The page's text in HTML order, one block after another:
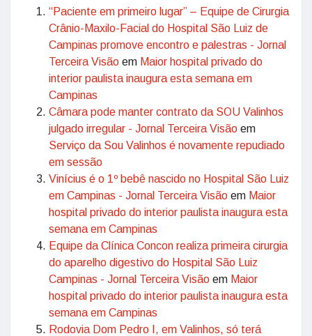
“Paciente em primeiro lugar” – Equipe de Cirurgia
Crânio-Maxilo-Facial do Hospital São Luiz de
Campinas promove encontro e palestras - Jornal
Terceira Visão em Maior hospital privado do
interior paulista inaugura esta semana em
Campinas
Câmara pode manter contrato da SOU Valinhos
julgado irregular - Jornal Terceira Visão em
Serviço da Sou Valinhos é novamente repudiado
em sessão
Vinícius é o 1º bebê nascido no Hospital São Luiz
em Campinas - Jornal Terceira Visão em Maior
hospital privado do interior paulista inaugura esta
semana em Campinas
Equipe da Clínica Concon realiza primeira cirurgia
do aparelho digestivo do Hospital São Luiz
Campinas - Jornal Terceira Visão em Maior
hospital privado do interior paulista inaugura esta
semana em Campinas
Rodovia Dom Pedro I, em Valinhos, só terá